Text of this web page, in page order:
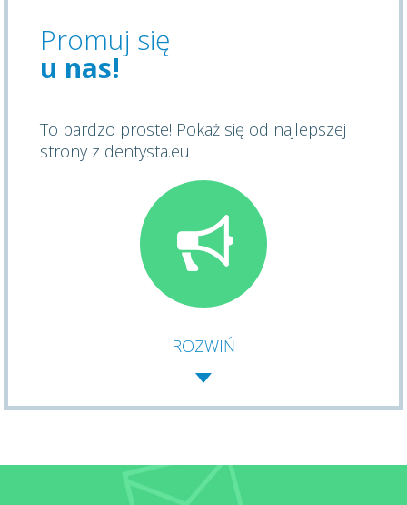
Promuj się
u nas!
To bardzo proste! Pokaż się od najlepszej
strony z dentysta.eu
ROZWIŃ